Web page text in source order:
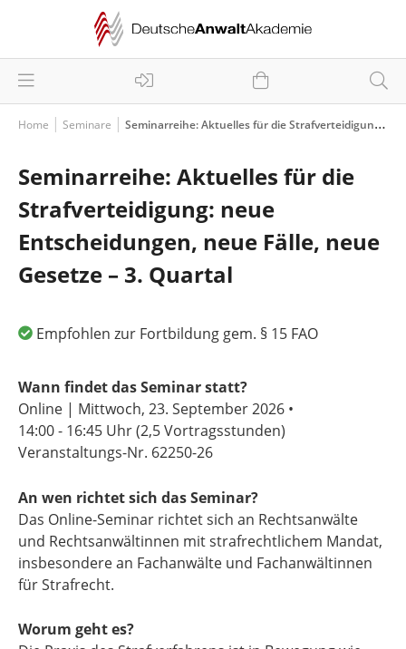
Home Seminare Seminarreihe: Aktuelles für die Strafverteidigung: neue Entscheidungen, neue Fälle, neue Gesetze – 3. Quartal
Seminarreihe: Aktuelles für die
Strafverteidigung: neue
Entscheidungen, neue Fälle, neue
Gesetze – 3. Quartal
Empfohlen zur Fortbildung gem. § 15 FAO
Wann findet das Seminar statt?
Online | Mittwoch, 23. September 2026 •
14:00 - 16:45 Uhr(2,5 Vortragsstunden)
Veranstaltungs-Nr. 62250-26
An wen richtet sich das Seminar?
Das Online-Seminar richtet sich an Rechtsanwälte
und Rechtsanwältinnen mit strafrechtlichem Mandat,
insbesondere an Fachanwälte und Fachanwältinnen
für Strafrecht.
Worum geht es?